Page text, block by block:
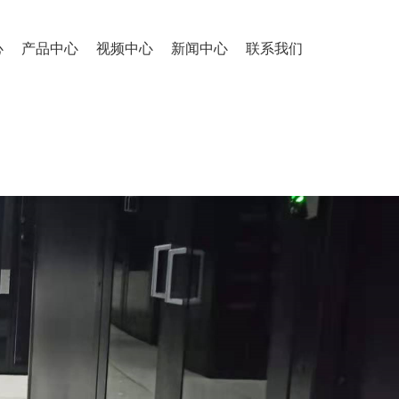
产品中心 视频中心 新闻中心 联系我们